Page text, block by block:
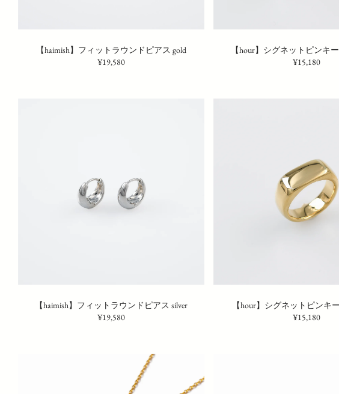
【haimish】フィットラウンドピアス gold
¥19,580
【hour】シグネットピンキ
¥15,180
【haimish】フィットラウンドピアス silver
¥19,580
【hour】シグネットピンキ
¥15,180